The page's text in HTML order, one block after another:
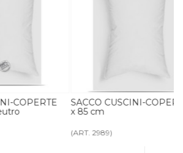
SACCO CUSCINI-COPERTE 65
x 85 cm
(ART. 2989)